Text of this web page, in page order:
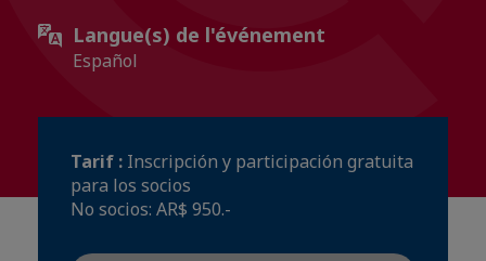
Langue(s) de l'événement
Español
Tarif : Inscripción y participación gratuita
para los socios
No socios: AR$ 950.-